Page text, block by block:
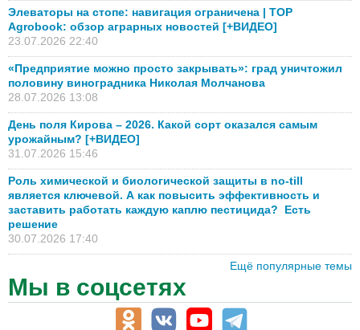
Элеваторы на стопе: навигация ограничена | TOP
Agrobook: обзор аграрных новостей [+ВИДЕО]
23.07.2026 22:40
«Предприятие можно просто закрывать»: град уничтожил
половину виноградника Николая Молчанова
28.07.2026 13:08
День поля Кирова – 2026. Какой сорт оказался самым
урожайным? [+ВИДЕО]
31.07.2026 15:46
Роль химической и биологической защиты в no-till
является ключевой. А как повысить эффективность и
заставить работать каждую каплю пестицида? Есть
решение
30.07.2026 17:40
Ещё популярные темы
Мы в соцсетях